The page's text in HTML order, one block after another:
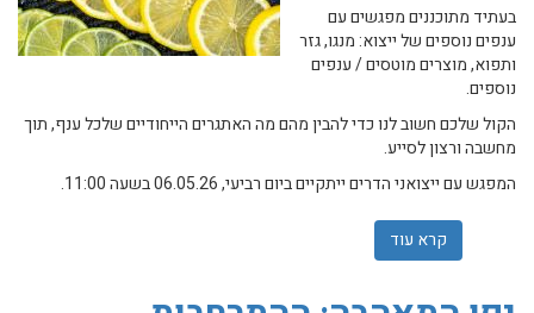
בעתיד מתוכננים מפגשים עם
ענפים נוספים של ייצוא: מנגו, גזר
ותפוא, מוצרים מוטסים / ענפים
נוספים.
הקול שלכם חשוב לנו כדי להבין מהם מה האתגרים הייחודיים שלכל ענף, תוך
מחשבה ורצון לסייע.
המפגש עם ייצואני הדרים ייתקיים ביום רביעי, 06.05.26 בשעה 11:00.
קרא עוד